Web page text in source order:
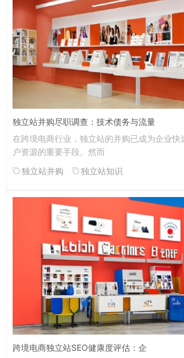
独立站并购尽职调查：技术债务与流量
在跨境电商行业，独立站的并购已成为企业快
户资源的重要手段。然而
独立站并购
独立站知识
跨境电商独立站SEO健康度评估：企